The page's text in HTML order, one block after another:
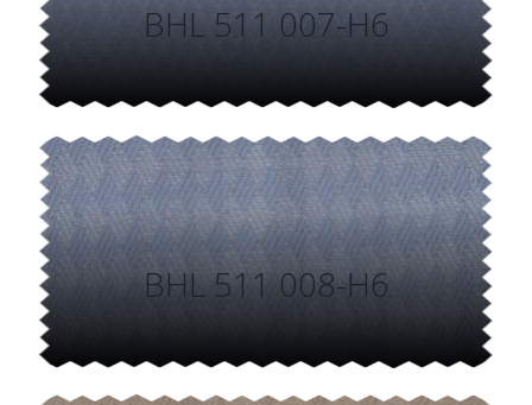
BHL 511 007-H6
BHL 511 008-H6